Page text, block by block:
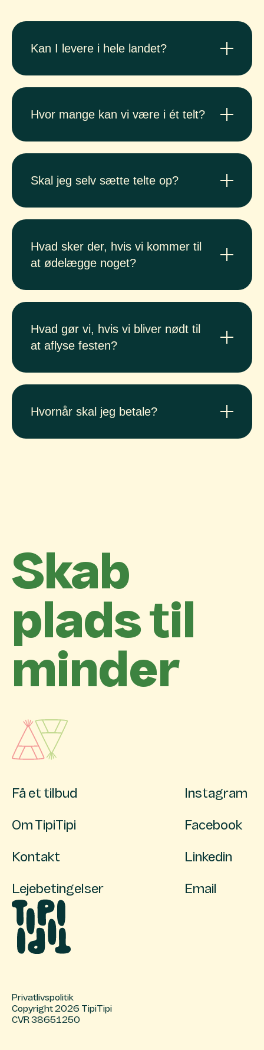
Kan I levere i hele landet?
Hvor mange kan vi være i ét telt?
Skal jeg selv sætte telte op?
Hvad sker der, hvis vi kommer til
at ødelægge noget?
Hvad gør vi, hvis vi bliver nødt til
at aflyse festen?
Hvornår skal jeg betale?
Skab
plads til
minder
Få et tilbud
Om TipiTipi
Kontakt
Lejebetingelser
Instagram
Facebook
Linkedin
Email
Privatlivspolitik
Copyright 2026 TipiTipi
CVR 38651250